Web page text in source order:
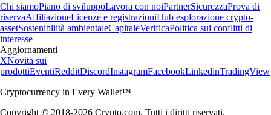
Chi siamoPiano di sviluppoLavora con noiPartnerSicurezzaProva di
riservaAffiliazioneLicenze e registrazioniHub esplorazione crypto-
assetSostenibilità ambientaleCapitaleVerificaPolitica sui conflitti di
interesse
Aggiornamenti
XNovità sui
prodottiEventiRedditDiscordInstagramFacebookLinkedinTradingView
Cryptocurrency in Every Wallet™
Copyright © 2018-2026 Crypto.com. Tutti i diritti riservati.